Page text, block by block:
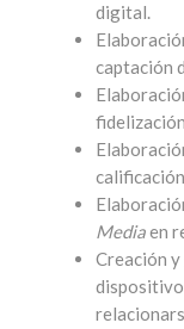
digital.
captación
Mediaen
Creación